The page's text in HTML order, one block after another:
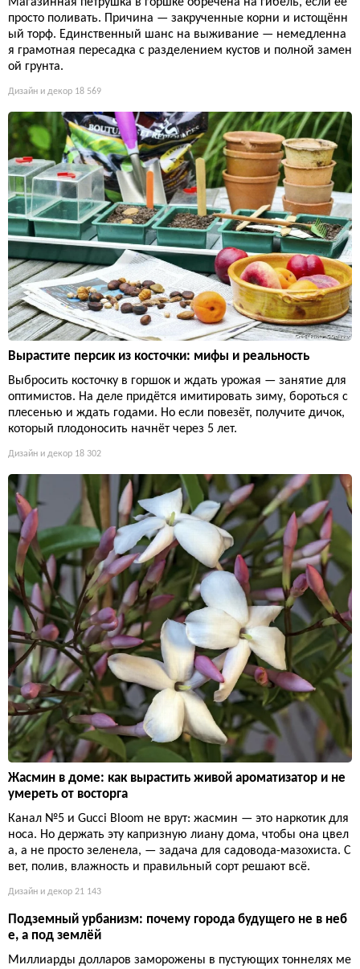
Магазинная петрушка в горшке обречена на гибель, если её
просто поливать. Причина — закрученные корни и истощённ
ый торф. Единственный шанс на выживание — немедленна
я грамотная пересадка с разделением кустов и полной замен
ой грунта.
Дизайн и декор 18 569
Вырастите персик из косточки: мифы и реальность
Выбросить косточку в горшок и ждать урожая — занятие для
оптимистов. На деле придётся имитировать зиму, бороться с
плесенью и ждать годами. Но если повезёт, получите дичок,
который плодоносить начнёт через 5 лет.
Дизайн и декор 18 302
Жасмин в доме: как вырастить живой ароматизатор и не
умереть от восторга
Канал №5 и Gucci Bloom не врут: жасмин — это наркотик для
носа. Но держать эту капризную лиану дома, чтобы она цвел
а, а не просто зеленела, — задача для садовода-мазохиста. С
вет, полив, влажность и правильный сорт решают всё.
Дизайн и декор 21 143
Подземный урбанизм: почему города будущего не в неб
е, а под землёй
Миллиарды долларов заморожены в пустующих тоннелях ме